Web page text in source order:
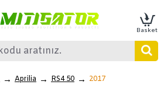
Aprilia RS4 50 2017